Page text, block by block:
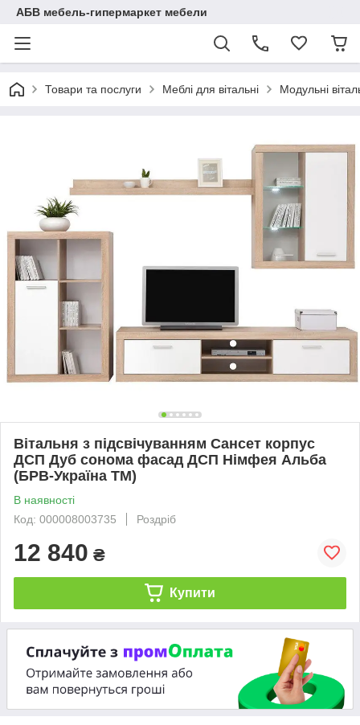
АБВ мебель-гипермаркет мебели
Товари та послуги Меблі для вітальні Модульні
Вітальня з підсвічуванням Сансет корпус
ДСП Дуб сонома фасад ДСП Німфея Альба
(БРВ-Україна ТМ)
В наявності
Код: 000008003735
Роздріб
12 840 ₴
Купити